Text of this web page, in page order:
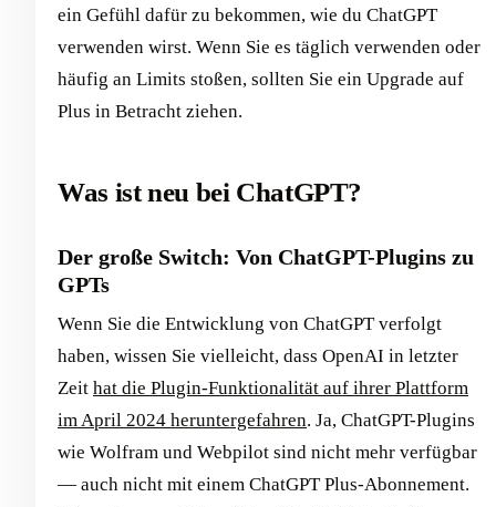
ein Gefühl dafür zu bekommen, wie du ChatGPT
verwenden wirst. Wenn Sie es täglich verwenden oder
häufig an Limits stoßen, sollten Sie ein Upgrade auf
Plus in Betracht ziehen.
Was ist neu bei ChatGPT?
Der große Switch: Von ChatGPT-Plugins zu
GPTs
Wenn Sie die Entwicklung von ChatGPT verfolgt
haben, wissen Sie vielleicht, dass OpenAI in letzter
Zeit hat die Plugin-Funktionalität auf ihrer Plattform
im April 2024 heruntergefahren. Ja, ChatGPT-Plugins
wie Wolfram und Webpilot sind nicht mehr verfügbar
— auch nicht mit einem ChatGPT Plus-Abonnement.